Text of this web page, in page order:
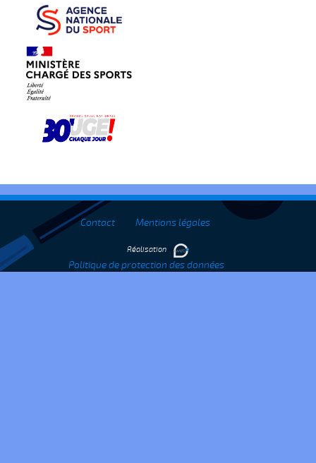
Contact Mentions légales
Politique de protection des données
Réalisation